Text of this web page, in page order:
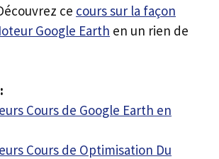
ce cours sur la façon
Google Earth en un rien de
Cours de Google Earth en
Cours de Optimisation Du